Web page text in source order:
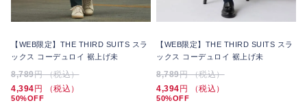
【WEB限定】THE THIRD SUITS スラ
ックス コーデュロイ 裾上げ未
8,789円 （税込）
4,394 円 （税込）
50%OFF
【WEB限定】THE THIRD SUITS スラ
ックス コーデュロイ 裾上げ未
8,789円 （税込）
4,394 円 （税込）
50%OFF